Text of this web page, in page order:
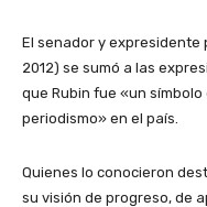
El senador y expresidente
2012) se sumó a las
que Rubin fue «un
periodismo» en el país.
Quienes lo conocieron
su visión de progreso, de